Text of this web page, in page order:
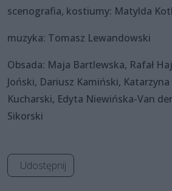
scenografia, kostiumy: Matylda
muzyka: Tomasz Lewandowski
Obsada: Maja Bartlewska, Rafał
Joński, Dariusz Kamiński,
Kucharski, Edyta Niewińska-Van
Sikorski
Udostępnij